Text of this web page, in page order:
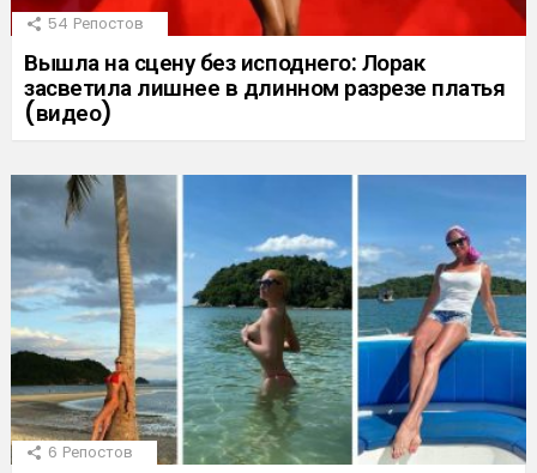
54 Репостов
Вышла на сцену без исподнего: Лорак
засветила лишнее в длинном разрезе платья
(видео)
6 Репостов